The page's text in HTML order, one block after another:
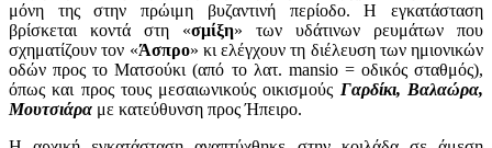
μόνη της στην πρώιμη βυζαντινή περίοδο. Η εγκατάσταση
βρίσκεται κοντά στη «σμίξη» των υδάτινων ρευμάτων που
σχηματίζουν τον «Άσπρο» κι ελέγχουν τη διέλευση των ημιονικών
οδών προς το Ματσούκι (από το λατ. mansio = οδικός σταθμός),
όπως και προς τους μεσαιωνικούς οικισμούς Γαρδίκι, Βαλαώρα,
Μουτσιάρα με κατεύθυνση προς Ήπειρο.